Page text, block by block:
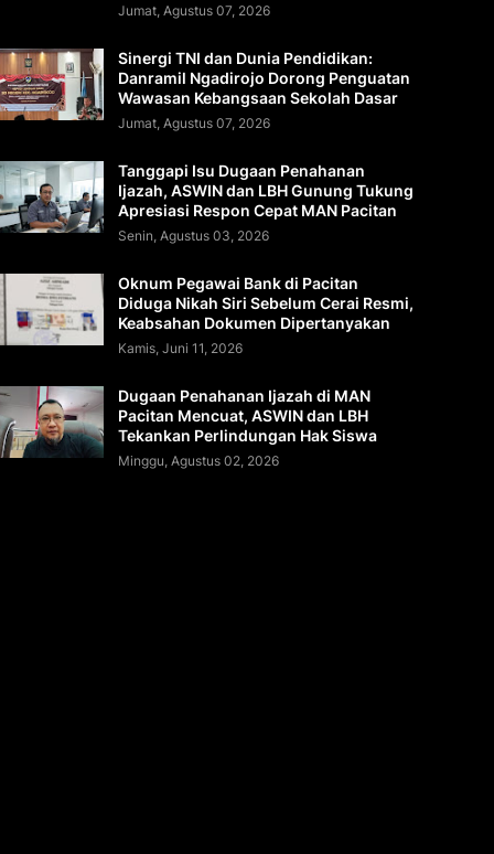
Jumat, Agustus 07, 2026
Sinergi TNI dan Dunia Pendidikan:
Danramil Ngadirojo Dorong Penguatan
Wawasan Kebangsaan Sekolah Dasar
Jumat, Agustus 07, 2026
Tanggapi Isu Dugaan Penahanan
Ijazah, ASWIN dan LBH Gunung Tukung
Apresiasi Respon Cepat MAN Pacitan
Senin, Agustus 03, 2026
Oknum Pegawai Bank di Pacitan
Diduga Nikah Siri Sebelum Cerai Resmi,
Keabsahan Dokumen Dipertanyakan
Kamis, Juni 11, 2026
Dugaan Penahanan Ijazah di MAN
Pacitan Mencuat, ASWIN dan LBH
Tekankan Perlindungan Hak Siswa
Minggu, Agustus 02, 2026